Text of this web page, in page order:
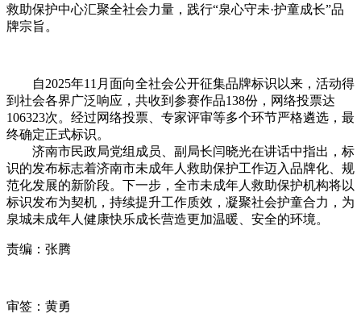
救助保护中心汇聚全社会力量，践行“泉心守未·护童成长”品
牌宗旨。
自2025年11月面向全社会公开征集品牌标识以来，活动得
到社会各界广泛响应，共收到参赛作品138份，网络投票达
106323次。经过网络投票、专家评审等多个环节严格遴选，最
终确定正式标识。
济南市民政局党组成员、副局长闫晓光在讲话中指出，标
识的发布标志着济南市未成年人救助保护工作迈入品牌化、规
范化发展的新阶段。下一步，全市未成年人救助保护机构将以
标识发布为契机，持续提升工作质效，凝聚社会护童合力，为
泉城未成年人健康快乐成长营造更加温暖、安全的环境。
责编：张腾
审签：黄勇